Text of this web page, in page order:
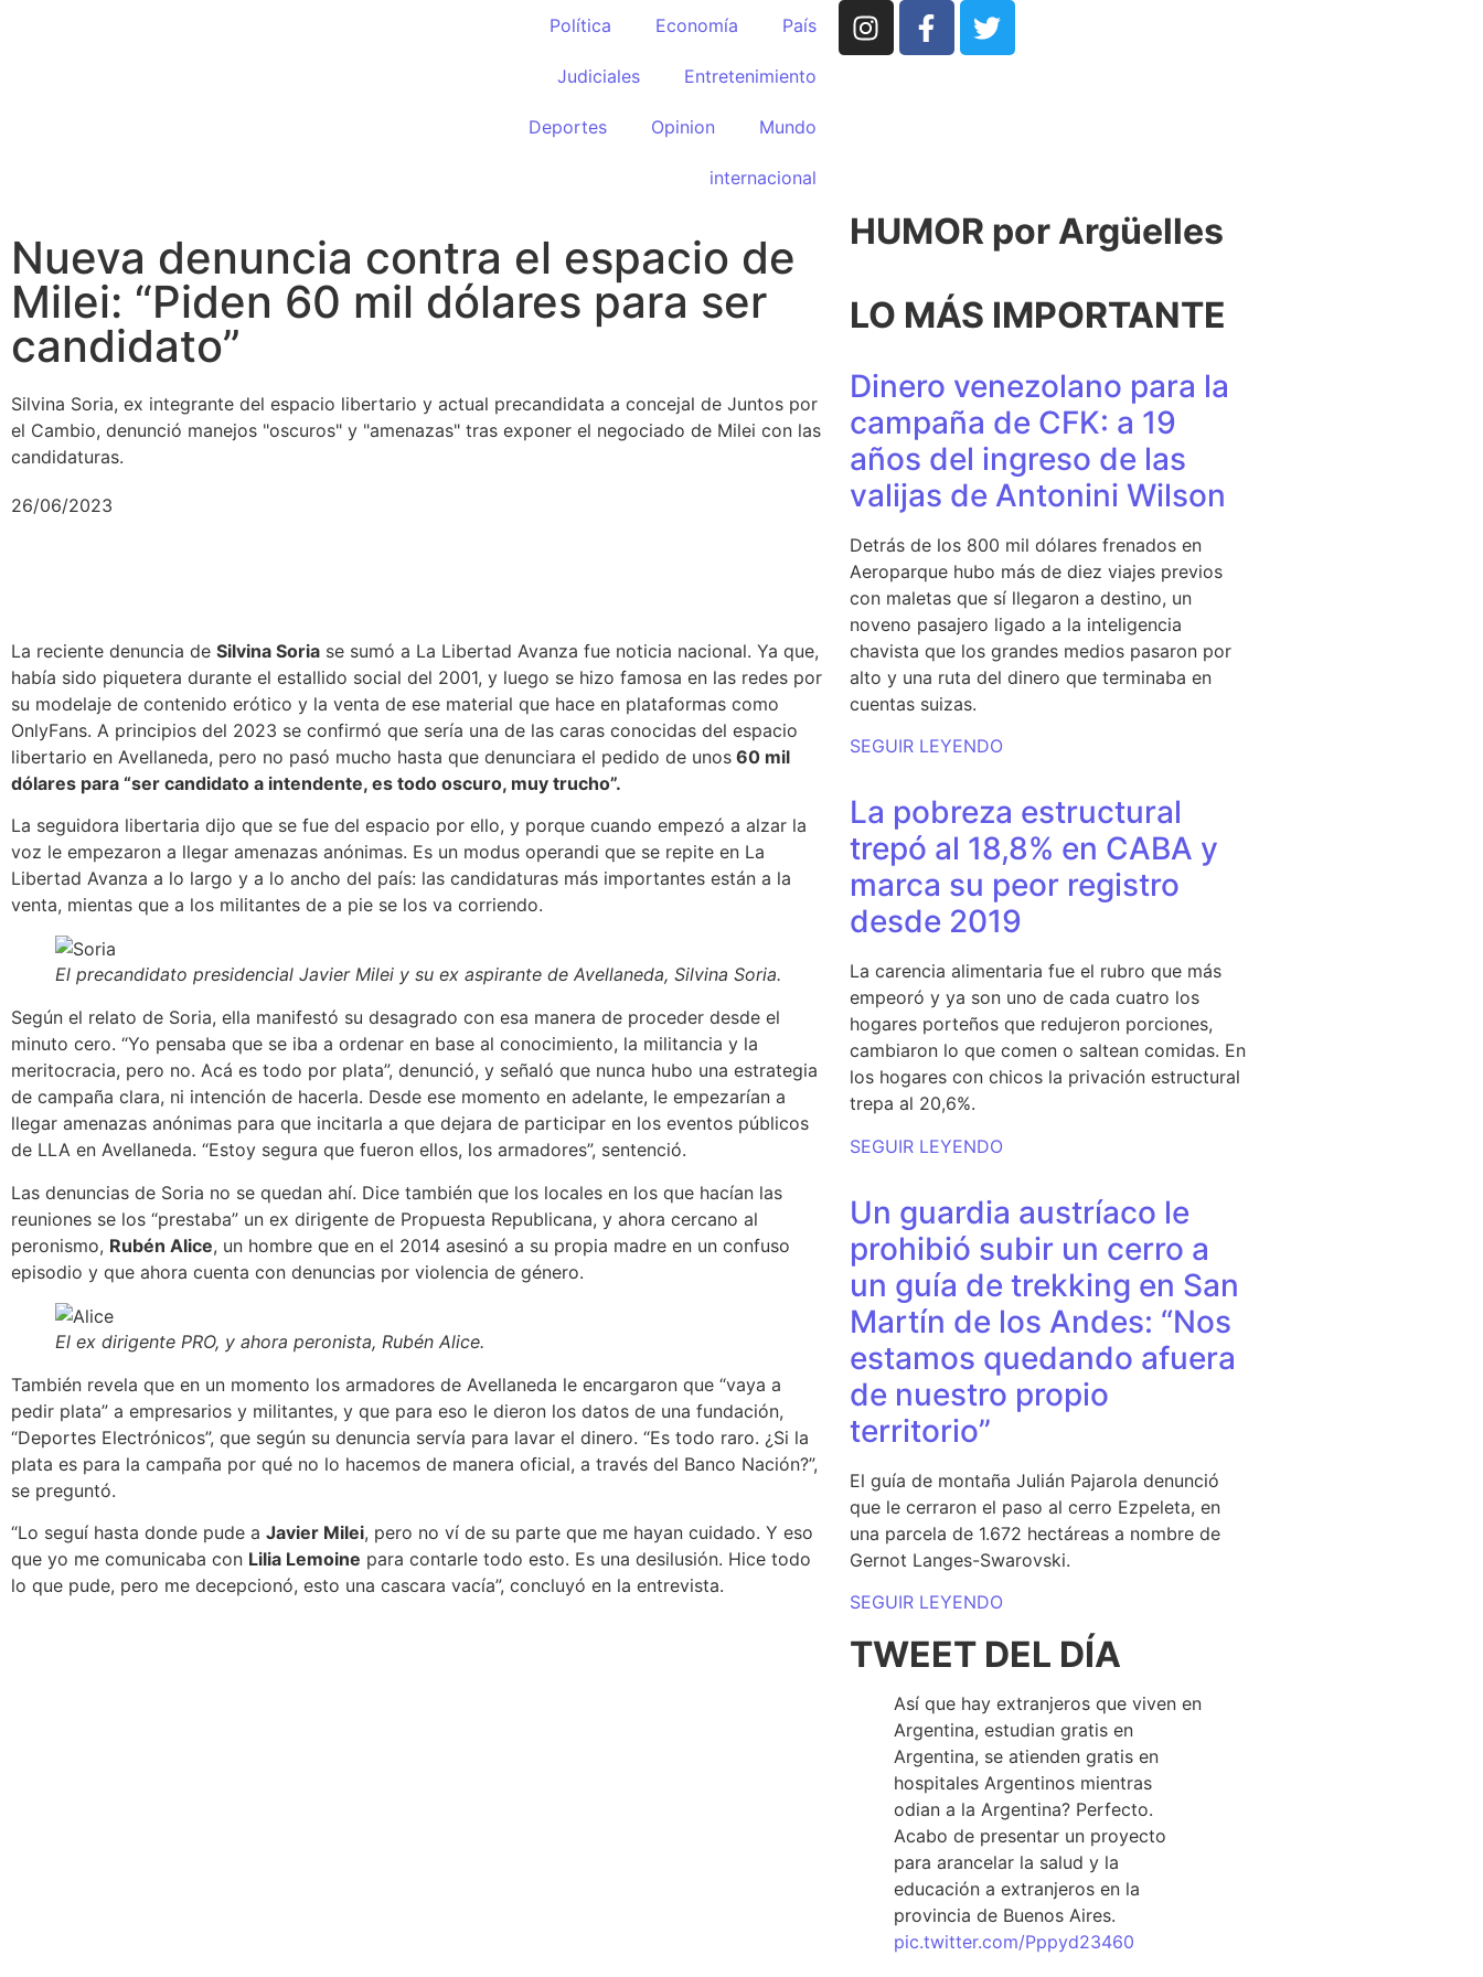
Política Economía País
Judiciales Entretenimiento
Deportes Opinion Mundo
internacional
Nueva denuncia contra el espacio de
Milei: “Piden 60 mil dólares para ser
candidato”
Silvina Soria, ex integrante del espacio libertario y actual precandidata a concejal de Juntos por
el Cambio, denunció manejos "oscuros" y "amenazas" tras exponer el negociado de Milei con las
candidaturas.
26/06/2023
La reciente denuncia de Silvina Soria se sumó a La Libertad Avanza fue noticia nacional. Ya que,
había sido piquetera durante el estallido social del 2001, y luego se hizo famosa en las redes por
su modelaje de contenido erótico y la venta de ese material que hace en plataformas como
OnlyFans. A principios del 2023 se confirmó que sería una de las caras conocidas del espacio
libertario en Avellaneda, pero no pasó mucho hasta que denunciara el pedido de unos 60 mil
dólares para “ser candidato a intendente, es todo oscuro, muy trucho”.
La seguidora libertaria dijo que se fue del espacio por ello, y porque cuando empezó a alzar la
voz le empezaron a llegar amenazas anónimas. Es un modus operandi que se repite en La
Libertad Avanza a lo largo y a lo ancho del país: las candidaturas más importantes están a la
venta, mientas que a los militantes de a pie se los va corriendo.
El precandidato presidencial Javier Milei y su ex aspirante de Avellaneda, Silvina Soria.
Según el relato de Soria, ella manifestó su desagrado con esa manera de proceder desde el
minuto cero. “Yo pensaba que se iba a ordenar en base al conocimiento, la militancia y la
meritocracia, pero no. Acá es todo por plata”, denunció, y señaló que nunca hubo una estrategia
de campaña clara, ni intención de hacerla. Desde ese momento en adelante, le empezarían a
llegar amenazas anónimas para que incitarla a que dejara de participar en los eventos públicos
de LLA en Avellaneda. “Estoy segura que fueron ellos, los armadores”, sentenció.
Las denuncias de Soria no se quedan ahí. Dice también que los locales en los que hacían las
reuniones se los “prestaba” un ex dirigente de Propuesta Republicana, y ahora cercano al
peronismo, Rubén Alice, un hombre que en el 2014 asesinó a su propia madre en un confuso
episodio y que ahora cuenta con denuncias por violencia de género.
El ex dirigente PRO, y ahora peronista, Rubén Alice.
También revela que en un momento los armadores de Avellaneda le encargaron que “vaya a
pedir plata” a empresarios y militantes, y que para eso le dieron los datos de una fundación,
“Deportes Electrónicos”, que según su denuncia servía para lavar el dinero. “Es todo raro. ¿Si la
plata es para la campaña por qué no lo hacemos de manera oficial, a través del Banco Nación?”,
se preguntó.
“Lo seguí hasta donde pude a Javier Milei, pero no ví de su parte que me hayan cuidado. Y eso
que yo me comunicaba con Lilia Lemoine para contarle todo esto. Es una desilusión. Hice todo
lo que pude, pero me decepcionó, esto una cascara vacía”, concluyó en la entrevista.
HUMOR por Argüelles​
LO MÁS IMPORTANTE
Dinero venezolano para la
campaña de CFK: a 19
años del ingreso de las
valijas de Antonini Wilson
Detrás de los 800 mil dólares frenados en
Aeroparque hubo más de diez viajes previos
con maletas que sí llegaron a destino, un
noveno pasajero ligado a la inteligencia
chavista que los grandes medios pasaron por
alto y una ruta del dinero que terminaba en
cuentas suizas.
SEGUIR LEYENDO
La pobreza estructural
trepó al 18,8% en CABA y
marca su peor registro
desde 2019
La carencia alimentaria fue el rubro que más
empeoró y ya son uno de cada cuatro los
hogares porteños que redujeron porciones,
cambiaron lo que comen o saltean comidas. En
los hogares con chicos la privación estructural
trepa al 20,6%.
SEGUIR LEYENDO
Un guardia austríaco le
prohibió subir un cerro a
un guía de trekking en San
Martín de los Andes: “Nos
estamos quedando afuera
de nuestro propio
territorio”
El guía de montaña Julián Pajarola denunció
que le cerraron el paso al cerro Ezpeleta, en
una parcela de 1.672 hectáreas a nombre de
Gernot Langes-Swarovski.
SEGUIR LEYENDO
TWEET DEL DÍA
Así que hay extranjeros que viven en
Argentina, estudian gratis en
Argentina, se atienden gratis en
hospitales Argentinos mientras
odian a la Argentina? Perfecto.
Acabo de presentar un proyecto
para arancelar la salud y la
educación a extranjeros en la
provincia de Buenos Aires.
pic.twitter.com/Pppyd23460